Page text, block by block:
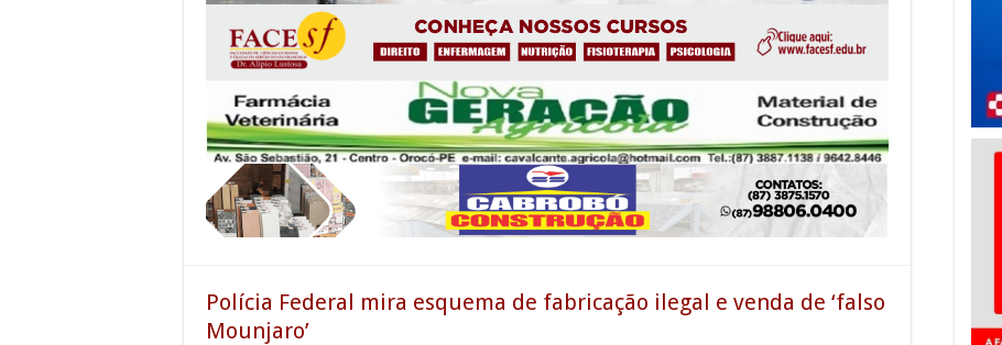
Polícia Federal mira esquema de fabricação ilegal e venda de ‘falso
Mounjaro’